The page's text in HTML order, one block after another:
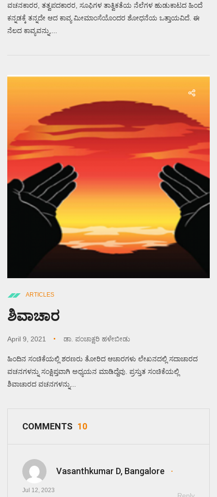
ವಚನಕಾರರ, ತತ್ವಪದಕಾರರ, ಸೂಫಿಗಳ ತಾತ್ವಿಕತೆಯ ನೆಲೆಗಳ ಹುಡುಕಾಟದ ಹಿಂದೆ
ಕನ್ನಡಕ್ಕೆ ತನ್ನದೇ ಆದ ಕಾವ್ಯ ಮೀಮಾಂಸೆಯೊಂದರ ಶೋಧನೆಯ ಒತ್ತಾಯವಿದೆ. ಈ
ನೆಲದ ಕಾವ್ಯವನ್ನು,...
ARTICLES
ಶಿವಾಚಾರ
April 9, 2021 ಡಾ. ಪಂಚಾಕ್ಷರಿ ಹಳೇಬೀಡು
ಹಿಂದಿನ ಸಂಚಿಕೆಯಲ್ಲಿ ಶರಣರು ತೋರಿದ ಆಚಾರಗಳು ಲೇಖನದಲ್ಲಿ ಸದಾಚಾರದ
ವಚನಗಳನ್ನು ಸಂಕ್ಷಿಪ್ತವಾಗಿ ಅಧ್ಯಯನ ಮಾಡಿದ್ದೆವು. ಪ್ರಸ್ತುತ ಸಂಚಿಕೆಯಲ್ಲಿ
ಶಿವಾಚಾರದ ವಚನಗಳನ್ನು...
COMMENTS 10
Vasanthkumar D, Bangalore
Jul 12, 2023